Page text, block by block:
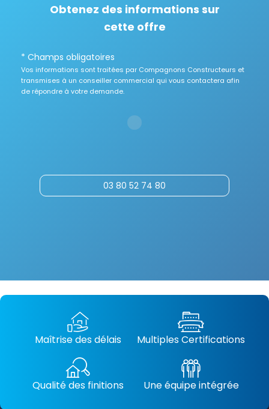
Obtenez des informations sur
cette offre
* Champs obligatoires
Vos informations sont traitées par Compagnons Constructeurs et
transmises à un conseiller commercial qui vous contactera afin
de répondre à votre demande.
03 80 52 74 80
Maîtrise des délais Multiples Certifications
Qualité des finitions Une équipe intégrée